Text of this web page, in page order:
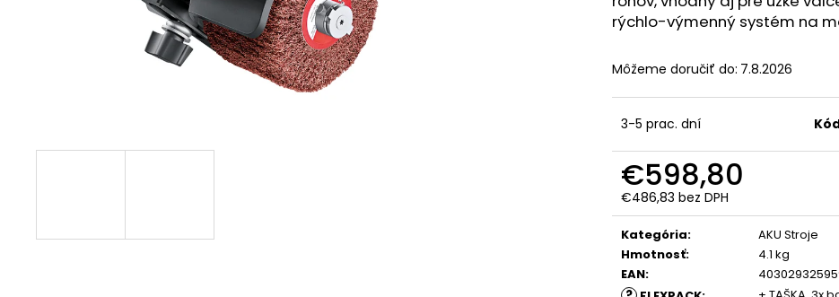
rýchlo-výmenný systém na
Môžeme doručiť do: 7.8.2026
3-5 prac. dní
€598,80
€486,83 bez DPH
Jednotková
cena:
Kategória:
AKU Stroje
Hmotnosť:
4.1 kg
EAN:
FLEX SAM-C 32 AS/NL CLIP-ADAPTÉR
FLEX CLIP-ADAPTÉR SAM-C 32 AS/NL
€16,80
FLEX MADLO SOLO AP 18/4.0FLEX
18/4.0